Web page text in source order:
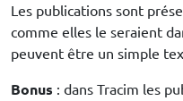
Les publications sont
comme elles le seraient
peuvent être un simple
Bonus : dans Tracim les